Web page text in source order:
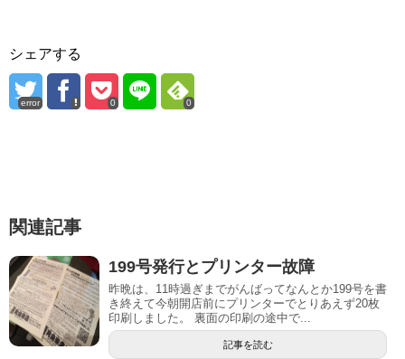
シェアする
error 0 0
関連記事
199号発行とプリンター故障
昨晩は、11時過ぎまでがんばってなんとか199号を書
き終えて今朝開店前にプリンターでとりあえず20枚
印刷しました。 裏面の印刷の途中で...
記事を読む